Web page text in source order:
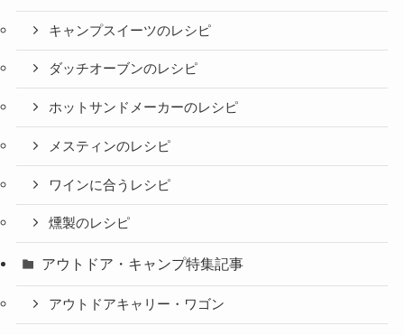
キャンプスイーツのレシピ
ダッチオーブンのレシピ
ホットサンドメーカーのレシピ
メスティンのレシピ
ワインに合うレシピ
燻製のレシピ
アウトドア・キャンプ特集記事
アウトドアキャリー・ワゴン